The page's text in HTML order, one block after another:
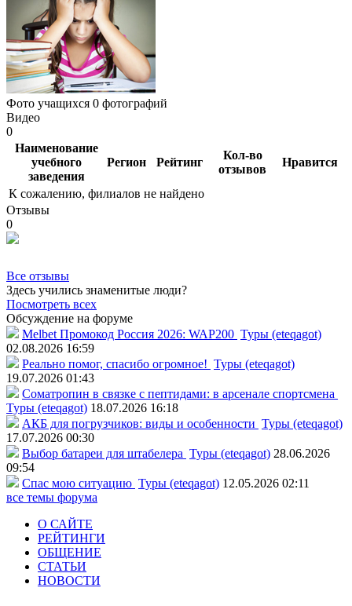
Фото учащихся 0 фотографий
Видео
0
Наименование
учебного
заведения
Регион Рейтинг
Кол-во
отзывов
Нравится
К сожалению, филиалов не найдено
Отзывы
0
Все отзывы
Здесь учились знаменитые люди?
Посмотреть всех
Обсуждение на форуме
Melbet Промокод Россия 2026: WAP200 Туры (eteqagot)
02.08.2026 16:59
Реально помог, спасибо огромное! Туры (eteqagot)
19.07.2026 01:43
Соматропин в связке с пептидами: в арсенале спортсмена
Туры (eteqagot) 18.07.2026 16:18
АКБ для погрузчиков: виды и особенности Туры (eteqagot)
17.07.2026 00:30
Выбор батареи для штабелера Туры (eteqagot) 28.06.2026
09:54
Спас мою ситуацию Туры (eteqagot) 12.05.2026 02:11
все темы форума
О САЙТЕ
РЕЙТИНГИ
ОБЩЕНИЕ
СТАТЬИ
НОВОСТИ